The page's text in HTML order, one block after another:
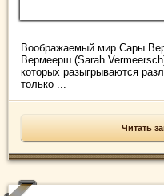
Воображаемый мир Сары
Вермеерш (Sarаh
которых разыгрываются
только ...
Читать